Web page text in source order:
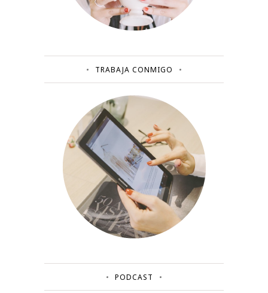
TRABAJA CONMIGO
PODCAST